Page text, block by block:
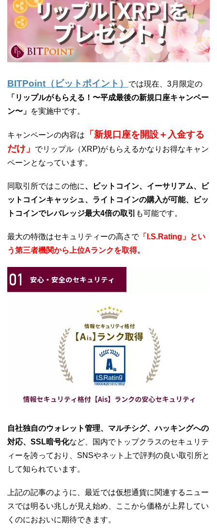
BITPoint（ビットポイント）
では現在、3月限定の
「リップルがもらえる！〜平成最後の新規口座キャンペー
ン〜」
を実施中です。
キャンペーンの内容は
「新規口座を開設＋入金する
だけ」
でリップル（XRP)がもらえるかなりお得なキャン
ペーンとなっています。
同取引所ではこの他に、ビットコイン、イーサリアム、ビ
ットコインキャッシュ、ライトコインの購入が可能、ビッ
トコインでレバレッジ最大4倍の取引 も可能です。
最大の特徴はセキュリティーの高さで「I.S.Rating」とい
う第三者機関から上位Aランクを取得。
自社独自のウォレット管理、マルチシグ、ハッキングへの
対応、SSL暗号化など、国内でトップクラスのセキュリテ
ィーを誇っており、SNSやネット上で評判の良い取引所と
して知られています。
上記の記事のように、最近では仮想通貨に関連するニュー
スでは明るい兆しが見え始め、ここから価格が上昇してい
くのにおおいに期待できます。